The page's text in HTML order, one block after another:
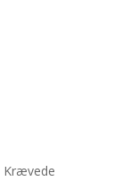
Krævede